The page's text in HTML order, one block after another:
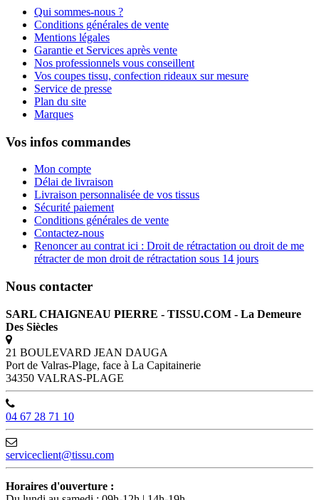
Qui sommes-nous ?
Conditions générales de vente
Mentions légales
Garantie et Services après vente
Nos professionnels vous conseillent
Vos coupes tissu, confection rideaux sur mesure
Service de presse
Plan du site
Marques
Vos infos commandes
Mon compte
Délai de livraison
Livraison personnalisée de vos tissus
Sécurité paiement
Conditions générales de vente
Contactez-nous
Renoncer au contrat ici : Droit de rétractation ou droit de me
rétracter de mon droit de rétractation sous 14 jours
Nous contacter
SARL CHAIGNEAU PIERRE - TISSU.COM - La Demeure
Des Siècles
21 BOULEVARD JEAN DAUGA
Port de Valras-Plage, face à La Capitainerie
34350 VALRAS-PLAGE
04 67 28 71 10
serviceclient@tissu.com
Horaires d'ouverture :